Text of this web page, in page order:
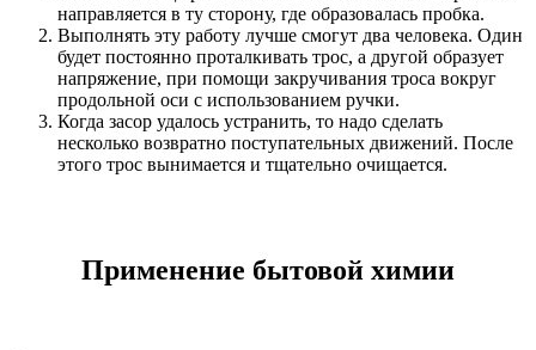
направляется в ту сторону, где образовалась пробка.
Выполнять эту работу лучше смогут два человека. Один
будет постоянно проталкивать трос, а другой образует
напряжение, при помощи закручивания троса вокруг
продольной оси с использованием ручки.
Когда засор удалось устранить, то надо сделать
несколько возвратно поступательных движений. После
этого трос вынимается и тщательно очищается.
Применение бытовой химии